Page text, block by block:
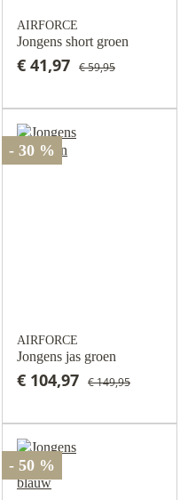
AIRFORCE
Jongens short groen
€ 41,97 € 59,95
- 30 %
AIRFORCE
Jongens jas groen
€ 104,97 € 149,95
- 50 %